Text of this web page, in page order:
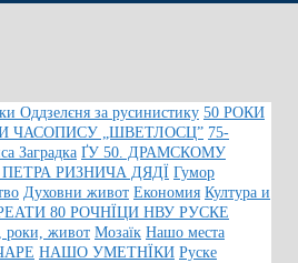
Оддзелєня за русинистику 50 РОКИ
ЧАСОПИСУ „ШВЕТЛОСЦ” 75-
Заградка ҐУ 50. ДРАМСКОМУ
РИЗНИЧА ДЯДЇ Гумор
Духовни живот Економия Култура и
80 РОЧНЇЦИ НВУ РУСКЕ
роки, живот Мозаїк Нашо места
НАШО УМЕТНЇКИ Руске